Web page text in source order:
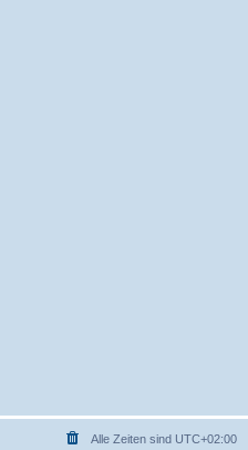
Alle Zeiten sind UTC+02:00